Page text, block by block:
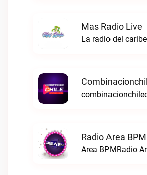
Mas Radio Live
La radio del
Radio Area
Area BPMRadio